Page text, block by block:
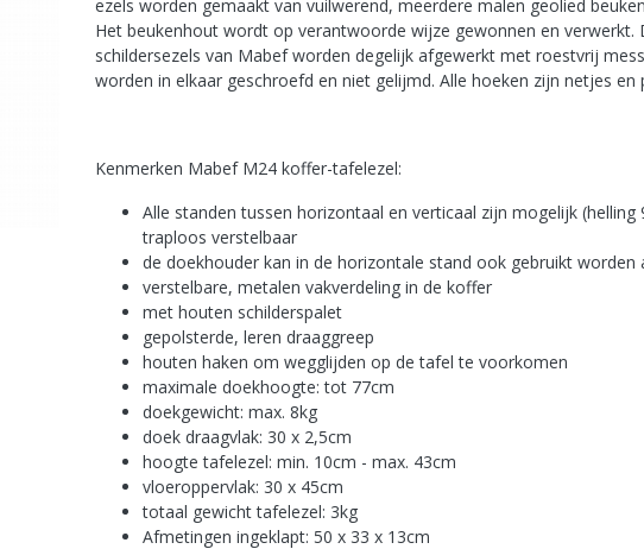
ezels worden gemaakt van vuilwerend, meerdere malen geolied
Het beukenhout wordt op verantwoorde wijze gewonnen en verwerkt.
schildersezels van Mabef worden degelijk afgewerkt met roestvrij
worden in elkaar geschroefd en niet gelijmd. Alle hoeken zijn netjes en
Kenmerken Mabef M24 koffer-tafelezel:
Alle standen tussen horizontaal en verticaal zijn mogelijk (helling
traploos verstelbaar
de doekhouder kan in de horizontale stand ook gebruikt worden
verstelbare, metalen vakverdeling in de koffer
met houten schilderspalet
gepolsterde, leren draaggreep
houten haken om wegglijden op de tafel te voorkomen
maximale doekhoogte: tot 77cm
doekgewicht: max. 8kg
doek draagvlak: 30 x 2,5cm
hoogte tafelezel: min. 10cm - max. 43cm
vloeroppervlak: 30 x 45cm
totaal gewicht tafelezel: 3kg
Afmetingen ingeklapt: 50 x 33 x 13cm